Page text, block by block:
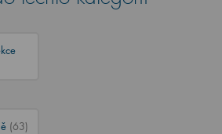
(63)